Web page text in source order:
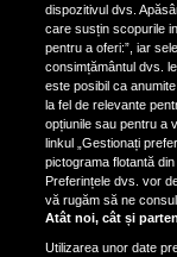
dispozitivul dvs.
care susțin scopurile
pentru a oferi:”, iar
consimțământul dvs.
este posibil ca
la fel de relevante
opțiunile sau pentru a
linkul „Gestionați
pictograma flotantă
Preferințele dvs. vor
vă rugăm să ne
Atât noi, cât și
Utilizarea unor date